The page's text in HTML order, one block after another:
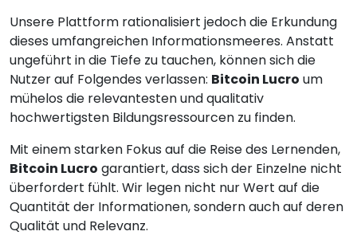
Unsere Plattform rationalisiert jedoch die Erkundung
dieses umfangreichen Informationsmeeres. Anstatt
ungeführt in die Tiefe zu tauchen, können sich die
Nutzer auf Folgendes verlassen: Bitcoin Lucro um
mühelos die relevantesten und qualitativ
hochwertigsten Bildungsressourcen zu finden.
Mit einem starken Fokus auf die Reise des Lernenden,
Bitcoin Lucro garantiert, dass sich der Einzelne nicht
überfordert fühlt. Wir legen nicht nur Wert auf die
Quantität der Informationen, sondern auch auf deren
Qualität und Relevanz.